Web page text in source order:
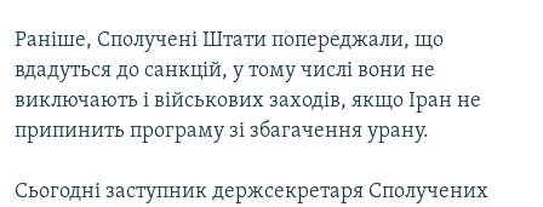
МУЛЬТИМЕДІА
ФОТО
СПЕЦПРОЄКТИ
ПОДКАСТИ
Раніше, Сполучені Штати попереджали, що
вдадуться до санкцій, у тому числі вони не
виключають і військових заходів, якщо Іран не
припинить програму зі збагачення урану.
Сьогодні заступник держсекретаря Сполучених